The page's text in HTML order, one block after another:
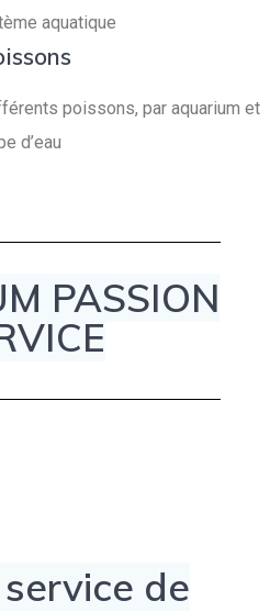
aquatique
poissons, par aquarium et
d’eau
PASSION
de